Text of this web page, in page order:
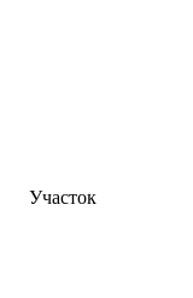
Участок